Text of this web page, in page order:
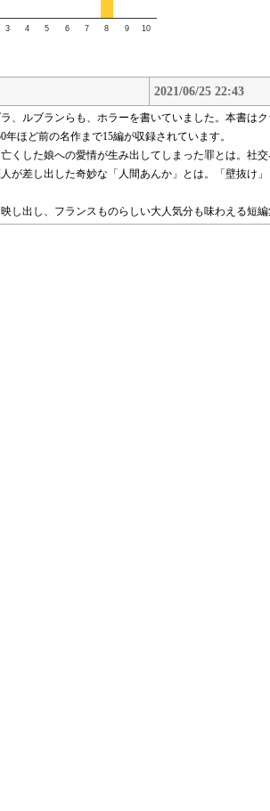
3 4 5 6 7 8 9 10
2021/06/25 22:43
、ルブランらも、ホラーを書いていました。本書はク
ほど前の名作まで15編が収録されています。
くした娘への愛情が生み出してしまった罪とは。社
が差し出した奇妙な「人間あんか」とは。「壁抜け
し出し、フランスものらしい大人気分も味わえる短編